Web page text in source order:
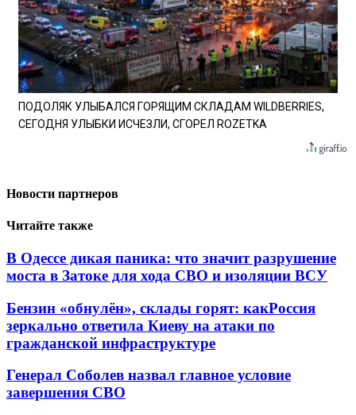
ПОДОЛЯК УЛЫБАЛСЯ ГОРЯЩИМ СКЛАДАМ WILDBERRIES,
СЕГОДНЯ УЛЫБКИ ИСЧЕЗЛИ, СГОРЕЛ ROZETKA
Новости партнеров
Читайте также
В Одессе дикая паника: что значит разрушение
моста в Затоке для хода СВО и изоляции ВСУ
Бензин «обнулён», склады горят: какРоссия
зеркально ответила Киеву на атаки по
гражданской инфраструктуре
Генерал Соболев назвал главное условие
завершения СВО